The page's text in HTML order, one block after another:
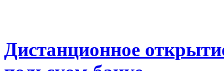
Дистанционное